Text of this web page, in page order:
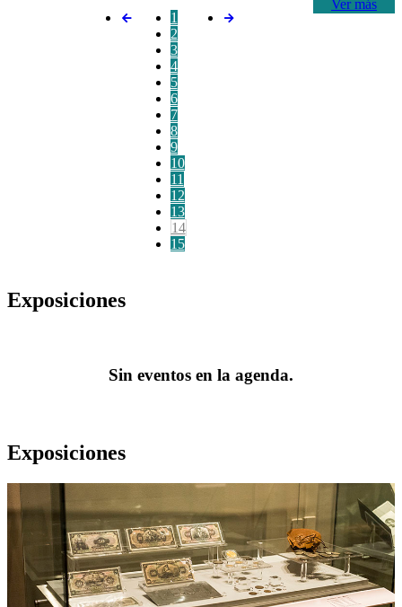
Ver más
1
2
3
4
5
6
7
8
9
10
11
12
13
14
15
Exposiciones
Sin eventos en la agenda.
Exposiciones